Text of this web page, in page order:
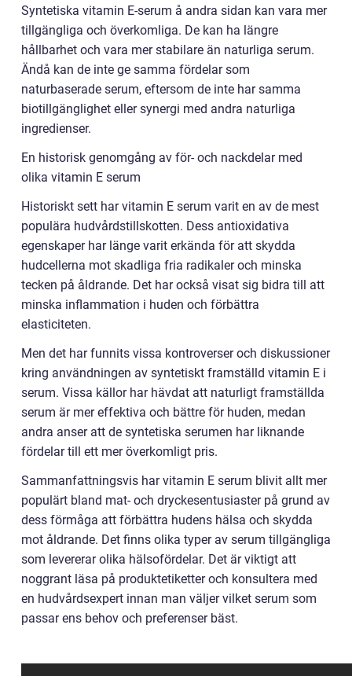
Syntetiska vitamin E-serum å andra sidan kan vara mer
tillgängliga och överkomliga. De kan ha längre
hållbarhet och vara mer stabilare än naturliga serum.
Ändå kan de inte ge samma fördelar som
naturbaserade serum, eftersom de inte har samma
biotillgänglighet eller synergi med andra naturliga
ingredienser.
En historisk genomgång av för- och nackdelar med
olika vitamin E serum
Historiskt sett har vitamin E serum varit en av de mest
populära hudvårdstillskotten. Dess antioxidativa
egenskaper har länge varit erkända för att skydda
hudcellerna mot skadliga fria radikaler och minska
tecken på åldrande. Det har också visat sig bidra till att
minska inflammation i huden och förbättra
elasticiteten.
Men det har funnits vissa kontroverser och diskussioner
kring användningen av syntetiskt framställd vitamin E i
serum. Vissa källor har hävdat att naturligt framställda
serum är mer effektiva och bättre för huden, medan
andra anser att de syntetiska serumen har liknande
fördelar till ett mer överkomligt pris.
Sammanfattningsvis har vitamin E serum blivit allt mer
populärt bland mat- och dryckesentusiaster på grund av
dess förmåga att förbättra hudens hälsa och skydda
mot åldrande. Det finns olika typer av serum tillgängliga
som levererar olika hälsofördelar. Det är viktigt att
noggrant läsa på produktetiketter och konsultera med
en hudvårdsexpert innan man väljer vilket serum som
passar ens behov och preferenser bäst.